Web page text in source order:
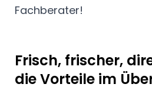
Fachberater!
Frisch, frischer,
die Vorteile im